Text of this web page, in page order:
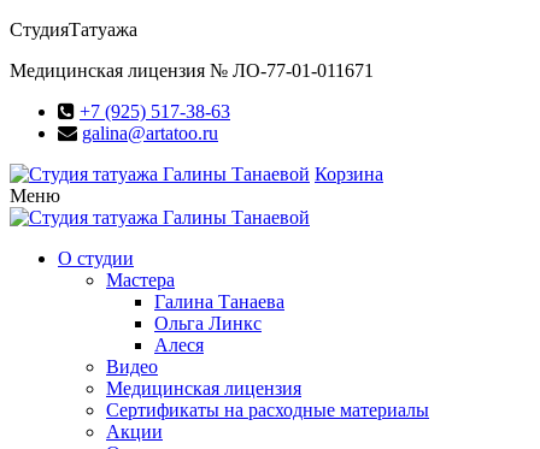
СтудияТатуажа
Медицинская лицензия № ЛО-77-01-011671
+7 (925) 517-38-63
galina@artatoo.ru
Корзина
Меню
О студии
Мастера
Галина Танаева
Ольга Линкс
Алеся
Видео
Медицинская лицензия
Сертификаты на расходные материалы
Акции